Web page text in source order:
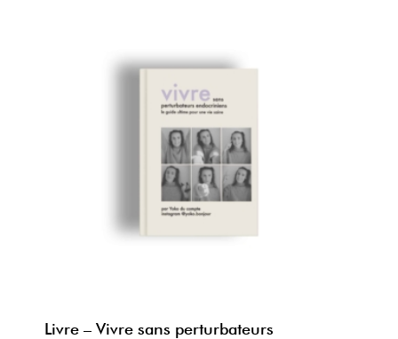
Livre – Vivre sans perturbateurs